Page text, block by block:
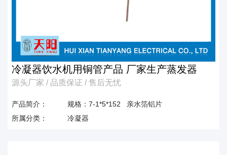
冷凝器饮水机用铜管产品 厂家生产蒸发器
源头厂家 / 品质保证 / 售后无忧
产品简介：
规格：7-1*5*152 亲水箔铝片
所属分类：
冷凝器